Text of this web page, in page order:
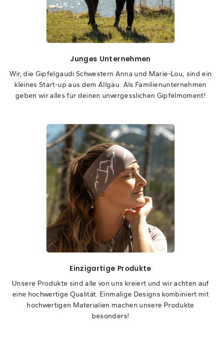
Junges Unternehmen
Wir, die Gipfelgaudi Schwestern Anna und Marie-Lou, sind ein
kleines Start-up aus dem Allgäu. Als Familienunternehmen
geben wir alles für deinen unvergesslichen Gipfelmoment!
Einzigartige Produkte
Unsere Produkte sind alle von uns kreiert und wir achten auf
eine hochwertige Qualität. Einmalige Designs kombiniert mit
hochwertigen Materialien machen unsere Produkte
besonders!